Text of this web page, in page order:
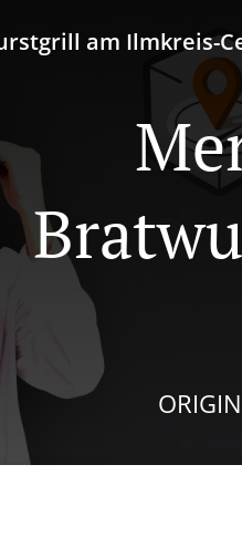
am Ilmkreis-